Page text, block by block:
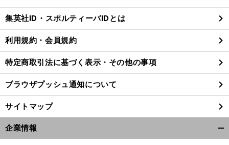
る
集英社ID・スポルティーバIDとは
利用規約・会員規約
特定商取引法に基づく表示・その他の事項
ブラウザプッシュ通知について
サイトマップ
企業情報